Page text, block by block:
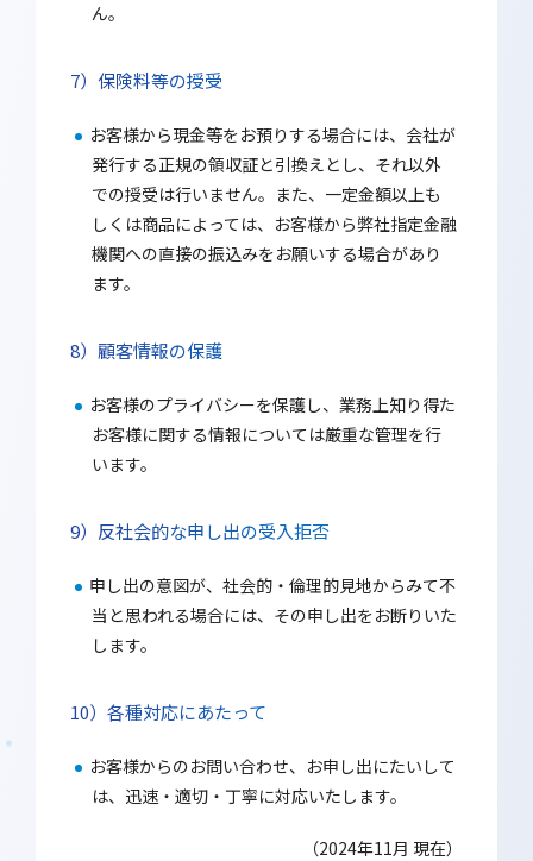
ん。
保険料等の授受
お客様から現金等をお預りする場合には、会社が
発行する正規の領収証と引換えとし、それ以外
での授受は行いません。また、一定金額以上も
しくは商品によっては、お客様から弊社指定金融
機関への直接の振込みをお願いする場合があり
ます。
顧客情報の保護
お客様のプライバシーを保護し、業務上知り得た
お客様に関する情報については厳重な管理を行
います。
反社会的な申し出の受入拒否
申し出の意図が、社会的・倫理的見地からみて不
当と思われる場合には、その申し出をお断りいた
します。
各種対応にあたって
お客様からのお問い合わせ、お申し出にたいして
は、迅速・適切・丁寧に対応いたします。
（2024年11月 現在）